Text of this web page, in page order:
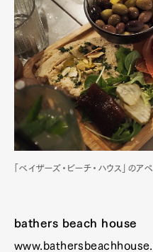
「べイザーズ・ビーチ・ハウス」の
bathers beach house